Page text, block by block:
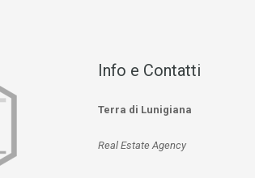
Info e Contatti
Terra di Lunigiana
Real Estate Agency